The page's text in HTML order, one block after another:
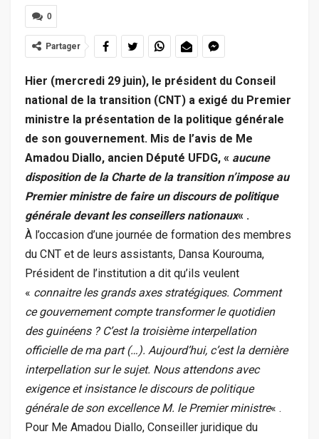
0
Partager
Hier (mercredi 29 juin), le président du Conseil
national de la transition (CNT) a exigé du Premier
ministre la présentation de la politique générale
de son gouvernement. Mis de l’avis de Me
Amadou Diallo, ancien Député UFDG, « aucune
disposition de la Charte de la transition n’impose au
Premier ministre de faire un discours de politique
générale devant les conseillers nationaux« .
À l’occasion d’une journée de formation des membres
du CNT et de leurs assistants, Dansa Kourouma,
Président de l’institution a dit qu’ils veulent
« connaitre les grands axes stratégiques. Comment
ce gouvernement compte transformer le quotidien
des guinéens ? C’est la troisième interpellation
officielle de ma part (…). Aujourd’hui, c’est la dernière
interpellation sur le sujet. Nous attendons avec
exigence et insistance le discours de politique
générale de son excellence M. le Premier ministre« .
Pour Me Amadou Diallo, Conseiller juridique du